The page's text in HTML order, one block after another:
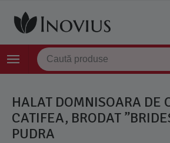
HALAT DOMNISOARA DE
CATIFEA, BRODAT
PUDRA